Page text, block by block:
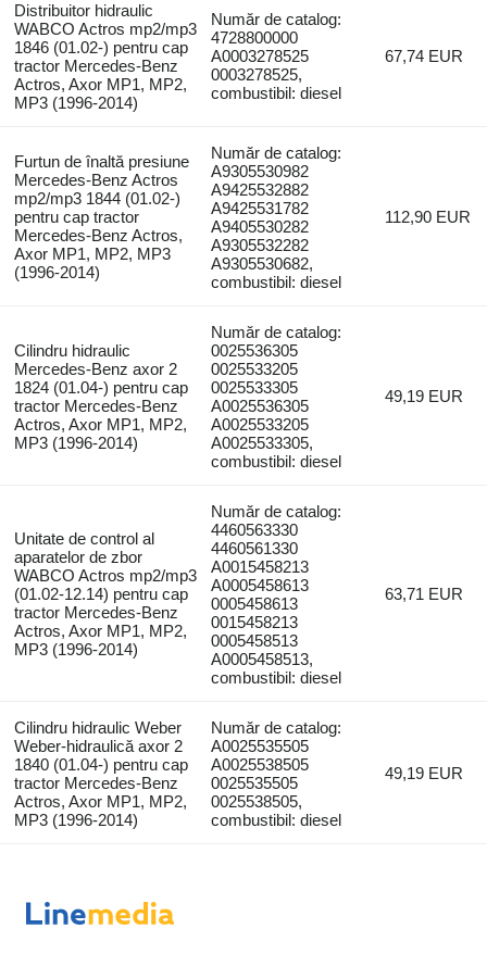
Distribuitor hidraulic
WABCO Actros mp2/mp3
1846 (01.02-) pentru cap
tractor Mercedes-Benz
Actros, Axor MP1, MP2,
MP3 (1996-2014)
Număr de catalog:
4728800000
A0003278525
0003278525,
combustibil: diesel
67,74 EUR
Furtun de înaltă presiune
Mercedes-Benz Actros
mp2/mp3 1844 (01.02-)
pentru cap tractor
Mercedes-Benz Actros,
Axor MP1, MP2, MP3
(1996-2014)
Număr de catalog:
A9305530982
A9425532882
A9425531782
A9405530282
A9305532282
A9305530682,
combustibil: diesel
112,90 EUR
Cilindru hidraulic
Mercedes-Benz axor 2
1824 (01.04-) pentru cap
tractor Mercedes-Benz
Actros, Axor MP1, MP2,
MP3 (1996-2014)
Număr de catalog:
0025536305
0025533205
0025533305
A0025536305
A0025533205
A0025533305,
combustibil: diesel
49,19 EUR
Unitate de control al
aparatelor de zbor
WABCO Actros mp2/mp3
(01.02-12.14) pentru cap
tractor Mercedes-Benz
Actros, Axor MP1, MP2,
MP3 (1996-2014)
Număr de catalog:
4460563330
4460561330
A0015458213
A0005458613
0005458613
0015458213
0005458513
A0005458513,
combustibil: diesel
63,71 EUR
Cilindru hidraulic Weber
Weber-hidraulică axor 2
1840 (01.04-) pentru cap
tractor Mercedes-Benz
Actros, Axor MP1, MP2,
MP3 (1996-2014)
Număr de catalog:
A0025535505
A0025538505
0025535505
0025538505,
combustibil: diesel
49,19 EUR